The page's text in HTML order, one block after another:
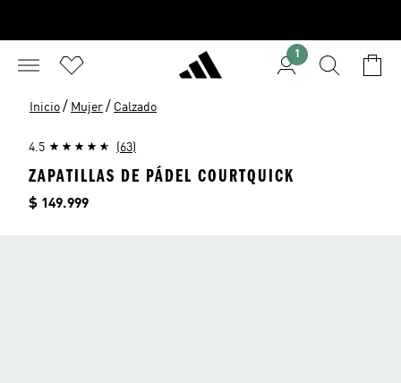
1
Inicio / Mujer / Calzado
4.5 (63)
ZAPATILLAS DE PÁDEL COURTQUICK
Precio
$ 149.999